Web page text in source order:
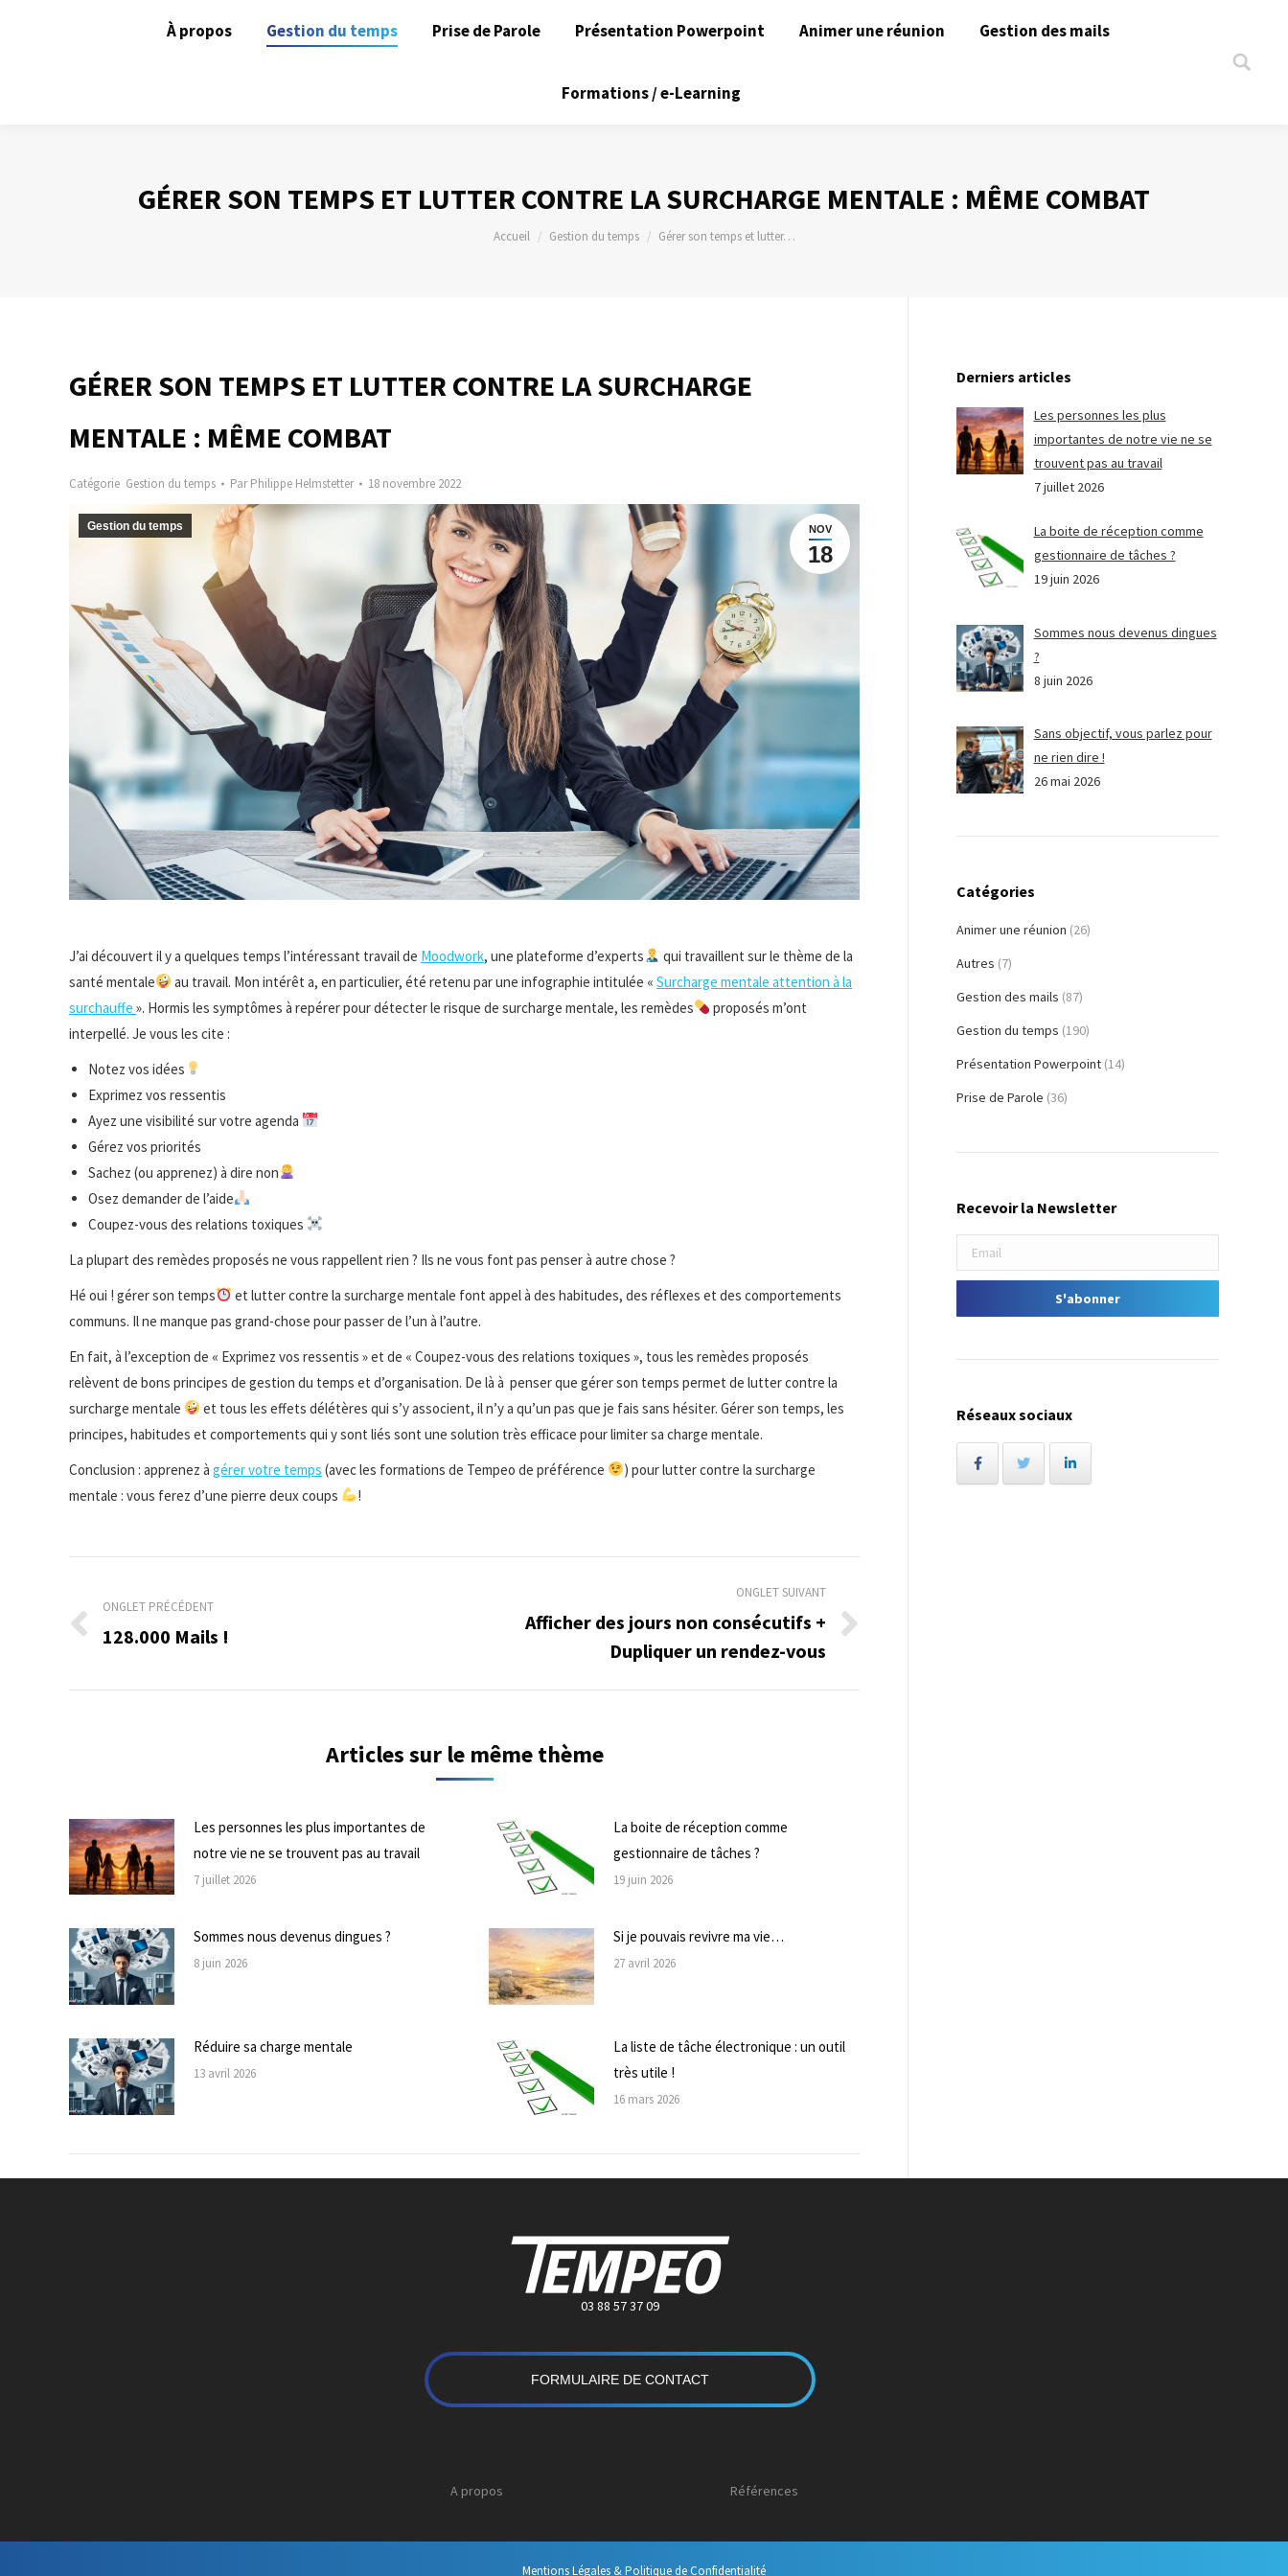
À propos Gestion du temps Prise de Parole Présentation Powerpoint Animer une réunion Gestion des mails
Formations / e-Learning
Search:
GÉRER SON TEMPS ET LUTTER CONTRE LA SURCHARGE MENTALE : MÊME COMBAT
Vous êtes ici :
Accueil Gestion du temps Gérer son temps et lutter…
GÉRER SON TEMPS ET LUTTER CONTRE LA SURCHARGE
MENTALE : MÊME COMBAT
Catégorie Gestion du temps ParPhilippe Helmstetter 18 novembre 2022
NOV
18
Gestion du temps
J’ai découvert il y a quelques temps l’intéressant travail de Moodwork, une plateforme d’experts
qui travaillent sur le thème de la
santé mentale
au travail. Mon intérêt a, en particulier, été retenu par une infographie intitulée «Surcharge mentale attention à la
surchauffe ». Hormis les symptômes à repérer pour détecter le risque de surcharge mentale, les remèdes
proposés m’ont
interpellé. Je vous les cite :
Notez vos idées
Exprimez vos ressentis
Ayez une visibilité sur votre agenda
Gérez vos priorités
Sachez (ou apprenez) à dire non
Osez demander de l’aide
Coupez-vous des relations toxiques
La plupart des remèdes proposés ne vous rappellent rien ? Ils ne vous font pas penser à autre chose ?
Hé oui ! gérer son temps
et lutter contre la surcharge mentale font appel à des habitudes, des réflexes et des comportements
communs. Il ne manque pas grand-chose pour passer de l’un à l’autre.
En fait, à l’exception de « Exprimez vos ressentis » et de « Coupez-vous des relations toxiques », tous les remèdes proposés
relèvent de bons principes de gestion du temps et d’organisation. De là à penser que gérer son temps permet de lutter contre la
surcharge mentale
et tous les effets délétères qui s’y associent, il n’y a qu’un pas que je fais sans hésiter. Gérer son temps, les
principes, habitudes et comportements qui y sont liés sont une solution très efficace pour limiter sa charge mentale.
Conclusion : apprenez à gérer votre temps (avec les formations de Tempeo de préférence
) pour lutter contre la surcharge
mentale : vous ferez d’une pierre deux coups
!
de
ONGLET PRÉCÉDENT
Onglet
128.000 Mails !
ONGLET SUIVANT
Onglet
Afficher des jours non consécutifs +
Dupliquer un rendez-vous
Articles sur le même thème
Les personnes les plus importantes de
notre vie ne se trouvent pas au travail
7 juillet 2026
La boite de réception comme
gestionnaire de tâches ?
19 juin 2026
Sommes nous devenus dingues ?
8 juin 2026
Si je pouvais revivre ma vie…
27 avril 2026
Réduire sa charge mentale
13 avril 2026
La liste de tâche électronique : un outil
très utile !
16 mars 2026
Derniers articles
Les personnes les plus
importantes de notre vie ne se
trouvent pas au travail
7 juillet 2026
La boite de réception comme
gestionnaire de tâches ?
19 juin 2026
Sommes nous devenus dingues
?
8 juin 2026
Sans objectif, vous parlez pour
ne rien dire !
26 mai 2026
Catégories
Animer une réunion (26)
Autres (7)
Gestion des mails (87)
Gestion du temps (190)
Présentation Powerpoint (14)
Prise de Parole (36)
Recevoir la Newsletter
Réseaux sociaux
03 88 57 37 09
FORMULAIRE DE CONTACT
A propos Références
Mentions Légales & Politique de Confidentialité